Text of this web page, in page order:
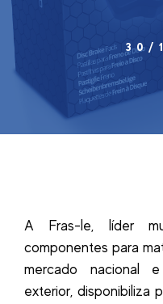
30/
A Fras-le, líder
componentes para
mercado nacional
exterior, disponibiliza